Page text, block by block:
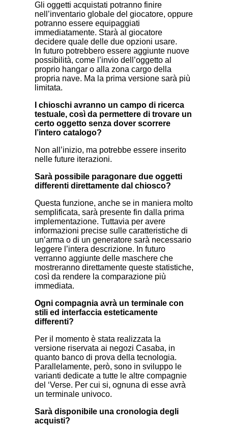
Gli oggetti acquistati potranno finire
nell’inventario globale del giocatore, oppure
potranno essere equipaggiati
immediatamente. Starà al giocatore
decidere quale delle due opzioni usare.
In futuro potrebbero essere aggiunte nuove
possibilità, come l’invio dell’oggetto al
proprio hangar o alla zona cargo della
propria nave. Ma la prima versione sarà più
limitata.
I chioschi avranno un campo di ricerca
testuale, così da permettere di trovare un
certo oggetto senza dover scorrere
l’intero catalogo?
Non all’inizio, ma potrebbe essere inserito
nelle future iterazioni.
Sarà possibile paragonare due oggetti
differenti direttamente dal chiosco?
Questa funzione, anche se in maniera molto
semplificata, sarà presente fin dalla prima
implementazione. Tuttavia per avere
informazioni precise sulle caratteristiche di
un’arma o di un generatore sarà necessario
leggere l’intera descrizione. In futuro
verranno aggiunte delle maschere che
mostreranno direttamente queste statistiche,
così da rendere la comparazione più
immediata.
Ogni compagnia avrà un terminale con
stili ed interfaccia esteticamente
differenti?
Per il momento è stata realizzata la
versione riservata ai negozi Casaba, in
quanto banco di prova della tecnologia.
Parallelamente, però, sono in sviluppo le
varianti dedicate a tutte le altre compagnie
del ‘Verse. Per cui si, ognuna di esse avrà
un terminale univoco.
Sarà disponibile una cronologia degli
acquisti?